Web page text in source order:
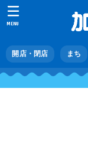
開店・閉店 まち
MENU